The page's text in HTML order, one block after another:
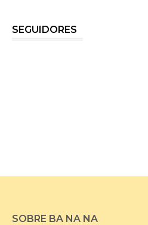
SEGUIDORES
SOBRE BA NA NA